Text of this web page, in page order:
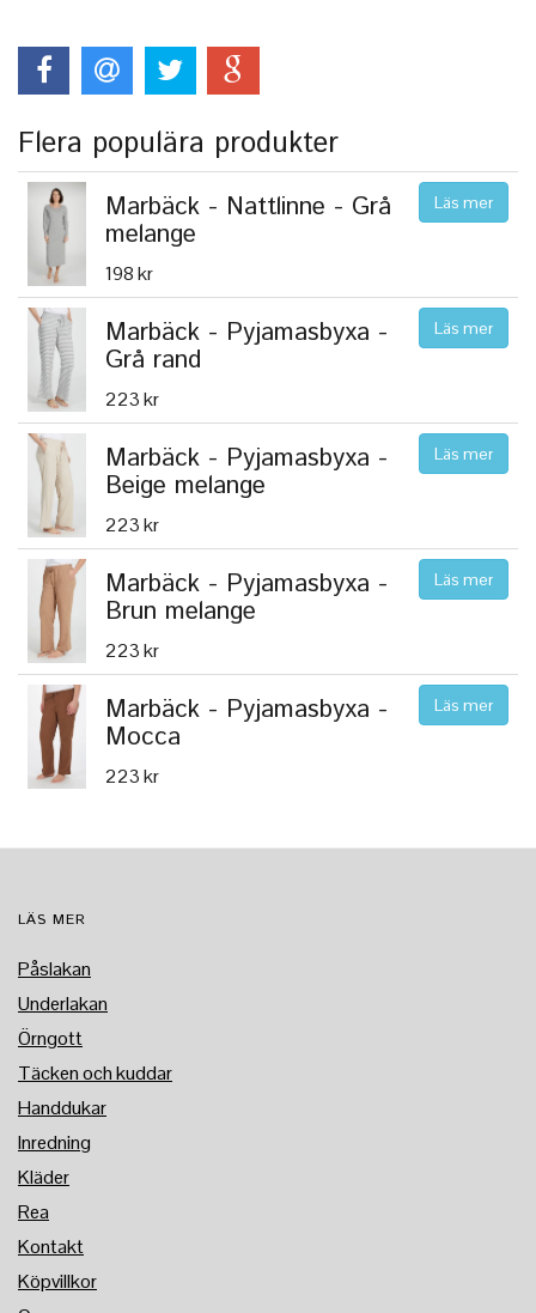
Flera populära produkter
Marbäck - Nattlinne - Grå
melange
198 kr
Läs mer
Marbäck - Pyjamasbyxa -
Grå rand
223 kr
Läs mer
Marbäck - Pyjamasbyxa -
Beige melange
223 kr
Läs mer
Marbäck - Pyjamasbyxa -
Brun melange
223 kr
Läs mer
Marbäck - Pyjamasbyxa -
Mocca
223 kr
Läs mer
LÄS MER
Påslakan
Underlakan
Örngott
Täcken och kuddar
Handdukar
Inredning
Kläder
Rea
Kontakt
Köpvillkor